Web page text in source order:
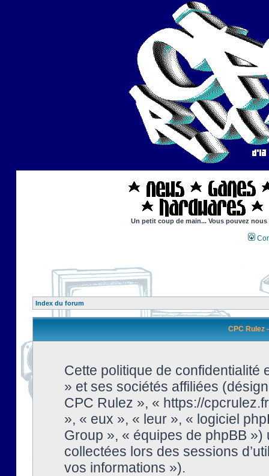
Un petit coup de main... Vous pouvez
Index du forum
CPC Rulez
Cette politique de confidentialité
» et ses sociétés affiliées
CPC Rulez », « https://
», « eux », « leur », « logiciel
Group », « équipes de phpBB
collectées lors des sessions
vos informations »).